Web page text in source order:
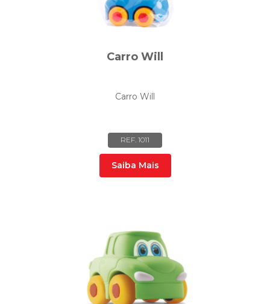
Carro Will
Carro Will
REF. 1011
Saiba Mais